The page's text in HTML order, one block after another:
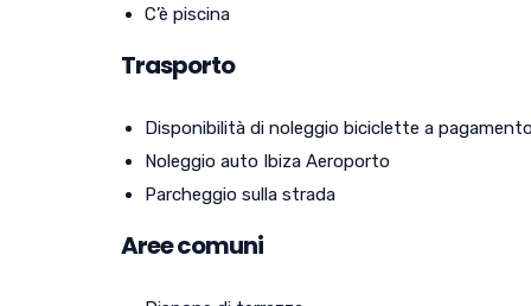
C’è piscina
Trasporto
Disponibilità di noleggio biciclette a
Noleggio auto Ibiza Aeroporto
Parcheggio sulla strada
Aree comuni